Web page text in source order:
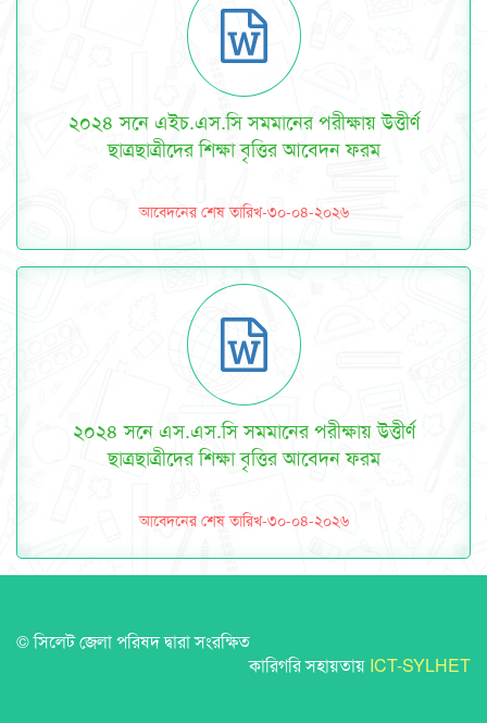
২০২৪ সনে এইচ.এস.সি সমমানের পরীক্ষায় উত্তীর্ণ
ছাত্রছাত্রীদের শিক্ষা বৃত্তির আবেদন ফরম
আবেদনের শেষ তারিখ-৩০-০৪-২০২৬
২০২৪ সনে এস.এস.সি সমমানের পরীক্ষায় উত্তীর্ণ
ছাত্রছাত্রীদের শিক্ষা বৃত্তির আবেদন ফরম
আবেদনের শেষ তারিখ-৩০-০৪-২০২৬
© সিলেট জেলা পরিষদ দ্বারা সংরক্ষিত
কারিগরি সহায়তায় ICT-SYLHET